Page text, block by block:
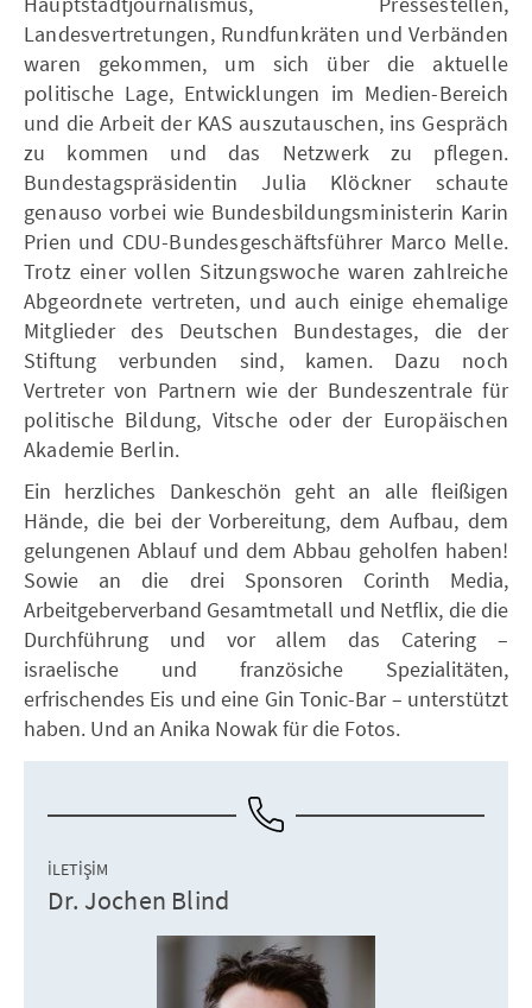
Landesvertretungen, Rundfunkräten und Verbänden
waren gekommen, um sich über die aktuelle
politische Lage, Entwicklungen im Medien-Bereich
und die Arbeit der KAS auszutauschen, ins Gespräch
zu kommen und das Netzwerk zu pflegen.
Bundestagspräsidentin Julia Klöckner schaute
genauso vorbei wie Bundesbildungsministerin Karin
Prien und CDU-Bundesgeschäftsführer Marco Melle.
Trotz einer vollen Sitzungswoche waren zahlreiche
Abgeordnete vertreten, und auch einige ehemalige
Mitglieder des Deutschen Bundestages, die der
Stiftung verbunden sind, kamen. Dazu noch
Vertreter von Partnern wie der Bundeszentrale für
politische Bildung, Vitsche oder der Europäischen
Akademie Berlin.
Ein herzliches Dankeschön geht an alle fleißigen
Hände, die bei der Vorbereitung, dem Aufbau, dem
gelungenen Ablauf und dem Abbau geholfen haben!
Sowie an die drei Sponsoren Corinth Media,
Arbeitgeberverband Gesamtmetall und Netflix, die die
Durchführung und vor allem das Catering –
israelische und französiche Spezialitäten,
erfrischendes Eis und eine Gin Tonic-Bar – unterstützt
haben. Und an Anika Nowak für die Fotos.
İLETIŞIM
Dr. Jochen Blind